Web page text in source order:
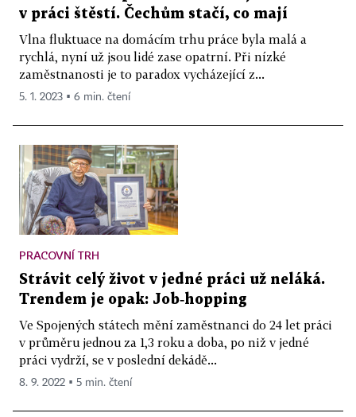
v práci štěstí. Čechům stačí, co mají
Vlna fluktuace na domácím trhu práce byla malá a
rychlá, nyní už jsou lidé zase opatrní. Při nízké
zaměstnanosti je to paradox vycházející z...
5. 1. 2023 ▪ 6 min. čtení
PRACOVNÍ TRH
Strávit celý život v jedné práci už neláká.
Trendem je opak: Job‑hopping
Ve Spojených státech mění zaměstnanci do 24 let práci
v průměru jednou za 1,3 roku a doba, po niž v jedné
práci vydrží, se v poslední dekádě...
8. 9. 2022 ▪ 5 min. čtení